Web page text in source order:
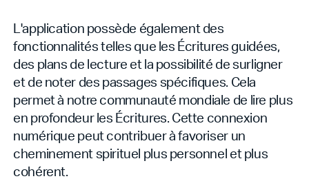
L'application possède également des
fonctionnalités telles que les Écritures guidées,
des plans de lecture et la possibilité de surligner
et de noter des passages spécifiques. Cela
permet à notre communauté mondiale de lire plus
en profondeur les Écritures. Cette connexion
numérique peut contribuer à favoriser un
cheminement spirituel plus personnel et plus
cohérent.